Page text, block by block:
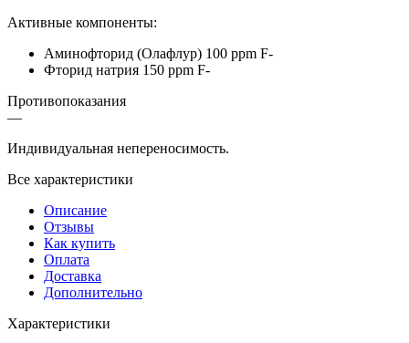
Активные компоненты:
Аминофторид (Олафлур) 100 ppm F-
Фторид натрия 150 ppm F-
Противопоказания
—
Индивидуальная непереносимость.
Все характеристики
Описание
Отзывы
Как купить
Оплата
Доставка
Дополнительно
Характеристики